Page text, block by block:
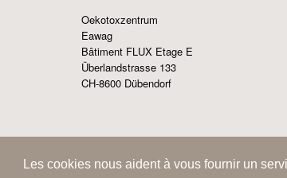
Les cookies nous aident à vous fournir un
Oekotoxzentrum
Eawag
Bâtiment FLUX Etage E
Überlandstrasse 133
CH-8600 Dübendorf
© Oekotoxzentrum, 2026 Impressum